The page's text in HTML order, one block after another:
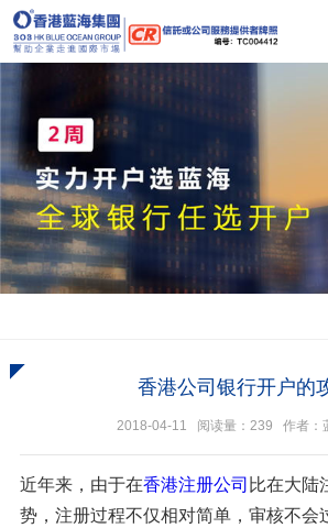
香港公司银行开户的
2018-04-11 阅读量：239 作者：
近年来，由于在香港注册公司 比在大陆
势，注册过程不仅相对简单，审核不会